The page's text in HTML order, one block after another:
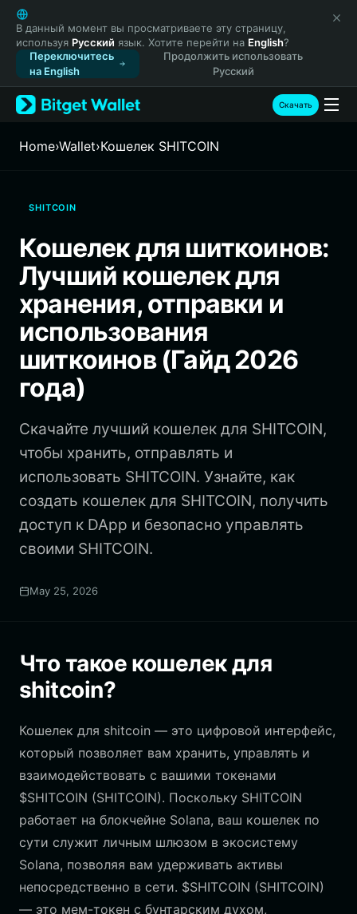
English
日本語
Tiếng Việt
Русский
Español (Latinoamérica)
Türkçe
Français
繁體中文
Bahasa Indonesia
ภาษาไทย
हिन्दी
Español
Português (Brasil)
Español (Argentina)
В данный момент вы просматриваете эту страницу,
используя Русский язык. Хотите перейти на English?
Переключитесь
на English
Продолжить использовать
Русский
Скачать
Home›Wallet›Кошелек SHITCOIN
SHITCOIN
Кошелек для шиткоинов:
Лучший кошелек для
хранения, отправки и
использования
шиткоинов (Гайд 2026
года)
Скачайте лучший кошелек для SHITCOIN,
чтобы хранить, отправлять и
использовать SHITCOIN. Узнайте, как
создать кошелек для SHITCOIN, получить
доступ к DApp и безопасно управлять
своими SHITCOIN.
May 25, 2026
Что такое кошелек для
shitcoin?
Кошелек для shitcoin — это цифровой интерфейс,
который позволяет вам хранить, управлять и
взаимодействовать с вашими токенами
$SHITCOIN (SHITCOIN). Поскольку SHITCOIN
работает на блокчейне Solana, ваш кошелек по
сути служит личным шлюзом в экосистему
Solana, позволяя вам удерживать активы
непосредственно в сети. $SHITCOIN (SHITCOIN)
— это мем-токен с бунтарским духом,